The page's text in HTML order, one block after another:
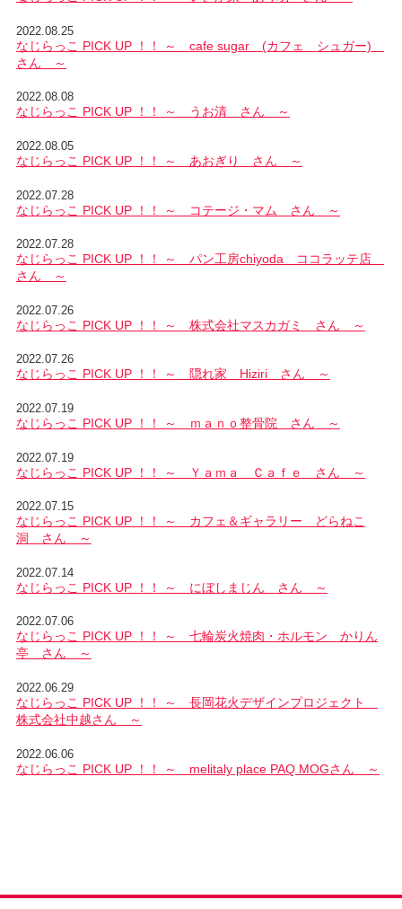
2022.08.25
なじらっこ PICK UP ！！ ～ cafe sugar (カフェ シュガー)
さん ～
2022.08.08
なじらっこ PICK UP ！！ ～ うお清 さん ～
2022.08.05
なじらっこ PICK UP ！！ ～ あおぎり さん ～
2022.07.28
なじらっこ PICK UP ！！ ～ コテージ・マム さん ～
2022.07.28
なじらっこ PICK UP ！！ ～ パン工房chiyoda ココラッテ店
さん ～
2022.07.26
なじらっこ PICK UP ！！ ～ 株式会社マスカガミ さん ～
2022.07.26
なじらっこ PICK UP ！！ ～ 隠れ家 Hiziri さん ～
2022.07.19
なじらっこ PICK UP ！！ ～ ｍａｎｏ整骨院 さん ～
2022.07.19
なじらっこ PICK UP ！！ ～ Ｙａｍａ Ｃａｆｅ さん ～
2022.07.15
なじらっこ PICK UP ！！ ～ カフェ＆ギャラリー どらねこ
洞 さん ～
2022.07.14
なじらっこ PICK UP ！！ ～ にぼしまじん さん ～
2022.07.06
なじらっこ PICK UP ！！ ～ 七輪炭火焼肉・ホルモン かりん
亭 さん ～
2022.06.29
なじらっこ PICK UP ！！ ～ 長岡花火デザインプロジェクト
株式会社中越さん ～
2022.06.06
なじらっこ PICK UP ！！ ～ melitaly place PAQ MOGさん ～